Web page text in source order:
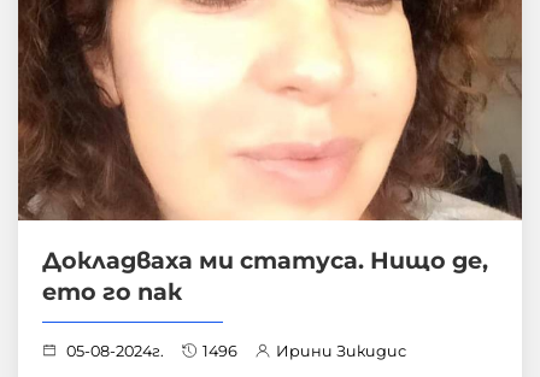
Докладваха ми статуса. Нищо де,
ето го пак
05-08-2024г. 1496 Ирини Зикидис